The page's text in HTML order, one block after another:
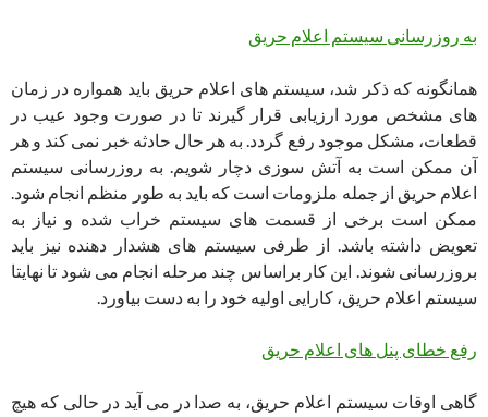
به روزرسانی سیستم اعلام حریق
همانگونه که ذکر شد، سیستم های اعلام حریق باید همواره در زمان
های مشخص مورد ارزیابی قرار گیرند تا در صورت وجود عیب در
قطعات، مشکل موجود رفع گردد. به هر حال حادثه خبر نمی کند و هر
آن ممکن است به آتش سوزی دچار شویم. به روزرسانی سیستم
اعلام حریق از جمله ملزومات است که باید به طور منظم انجام شود.
ممکن است برخی از قسمت های سیستم خراب شده و نیاز به
تعویض داشته باشد. از طرفی سیستم های هشدار دهنده نیز باید
بروزرسانی شوند. این کار براساس چند مرحله انجام می شود تا نهایتا
سیستم اعلام حریق، کارایی اولیه خود را به دست بیاورد.
رفع خطای پنل های اعلام حریق
‌گاهی اوقات سیستم اعلام حریق، به صدا در می آید در حالی که هیچ